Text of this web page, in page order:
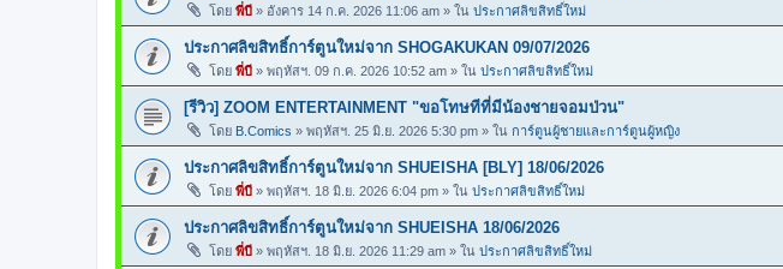
โดย พี่บี » อังคาร 14 ก.ค. 2026 11:06 am » ใน ประกาศลิขสิทธิ์ใหม่
ประกาศลิขสิทธิ์การ์ตูนใหม่จาก SHOGAKUKAN 09/07/2026
โดย พี่บี » พฤหัสฯ. 09 ก.ค. 2026 10:52 am » ใน ประกาศลิขสิทธิ์ใหม่
[รีวิว] ZOOM ENTERTAINMENT "ขอโทษทีที่มีน้องชายจอมป่วน"
โดย B.Comics » พฤหัสฯ. 25 มิ.ย. 2026 5:30 pm » ใน การ์ตูนผู้ชายและการ์ตูนผู้หญิง
ประกาศลิขสิทธิ์การ์ตูนใหม่จาก SHUEISHA [BLY] 18/06/2026
โดย พี่บี » พฤหัสฯ. 18 มิ.ย. 2026 6:04 pm » ใน ประกาศลิขสิทธิ์ใหม่
ประกาศลิขสิทธิ์การ์ตูนใหม่จาก SHUEISHA 18/06/2026
โดย พี่บี » พฤหัสฯ. 18 มิ.ย. 2026 11:29 am » ใน ประกาศลิขสิทธิ์ใหม่